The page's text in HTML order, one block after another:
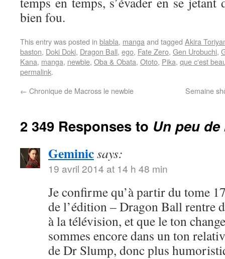
bien fou.
This entry was posted in blabla, manga and tagged Akira
baston, Doki Doki, Dragon Ball, ego, Fate Zero, Gen Urobuchi,
Kana, manga, newbie, Oba & Obata, Ototo, Pika, que c'est
permalink.
← Chronique de Macross le newbie Semaine
2 349 Responses to Un peu
Geminicsays:
19 avril 2014 at 14 h 48 min
Je confirme qu’à partir du tome
de l’édition – Dragon Ball rentre
à la télévision, et que le ton
sommes encore dans un ton
de Dr Slump, donc plus